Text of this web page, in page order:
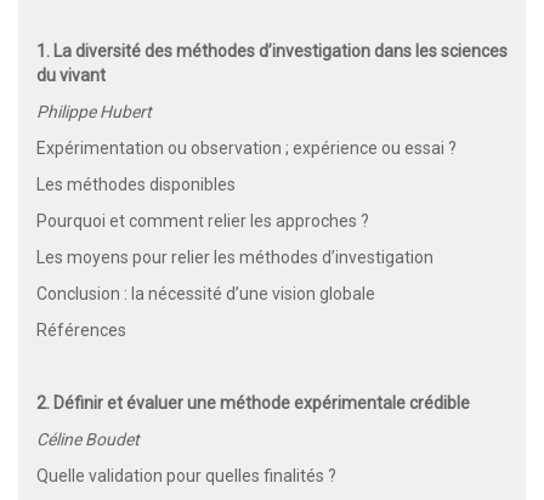
1. La diversité des méthodes d’investigation dans les sciences
du vivant
Philippe Hubert
Expérimentation ou observation ; expérience ou essai ?
Les méthodes disponibles
Pourquoi et comment relier les approches ?
Les moyens pour relier les méthodes d’investigation
Conclusion : la nécessité d’une vision globale
Références
2. Définir et évaluer une méthode expérimentale crédible
Céline Boudet
Quelle validation pour quelles finalités ?